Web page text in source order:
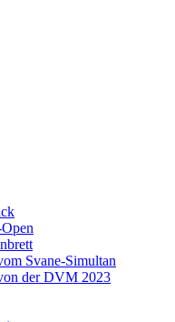
Svane-Simultan
der DVM 2023